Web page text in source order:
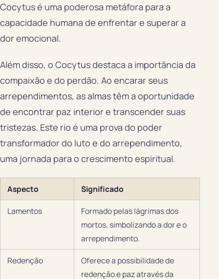
Cocytus é uma poderosa metáfora para a
capacidade humana de enfrentar e superar a
dor emocional.
Além disso, o Cocytus destaca a importância da
compaixão e do perdão. Ao encarar seus
arrependimentos, as almas têm a oportunidade
de encontrar paz interior e transcender suas
tristezas. Este rio é uma prova do poder
transformador do luto e do arrependimento,
uma jornada para o crescimento espiritual.
Aspecto Significado
Lamentos
Formado pelas lágrimas dos
mortos, simbolizando a dor e o
arrependimento.
Redenção
Oferece a possibilidade de
redenção e paz através da